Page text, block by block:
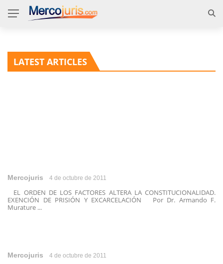
LATEST ARTICLES
Mercojuris 4 de octubre de 2011
EL ORDEN DE LOS FACTORES ALTERA LA CONSTITUCIONALIDAD.
EXENCIÓN DE PRISIÓN Y EXCARCELACIÓN Por Dr. Armando F.
Murature ...
Mercojuris 4 de octubre de 2011